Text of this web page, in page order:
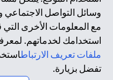
وسائل التواصل الاجتماعي
مع المعلومات الأخرى
استخدامك لخدماتهم.
ملفات تعريف الارتباط
تفضل بزيارة.
سيتي بنك إن إيه الإمارات
الاستشارات المالية
20200000097